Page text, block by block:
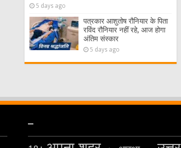
5 days ago
पत्रकार आशुतोष रौनियार के पिता
रविंद रौनियार नहीं रहे, आज होगा
अंतिम संस्कार
5 days ago
–